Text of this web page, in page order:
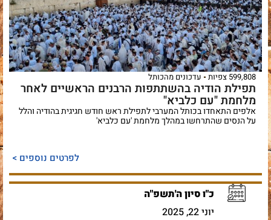
599,808 צפיות עדכונים מהכותל
תפילת הודיה בהשתתפות הרבנים הראשיים לאחר
מלחמת "עם כלביא"
אלפים התאחדו בכותל המערבי לתפילת ראש חודש חגיגית בהודיה והלל
על הנסים שהתרחשו במהלך מלחמת 'עם כלביא'
לפרטים נוספים >
כ"ו סיון ה'תשפ"ה
יוני 22, 2025